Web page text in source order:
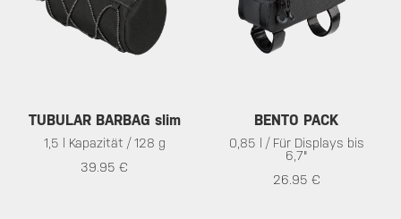
TUBULAR BARBAG slim
1,5 l Kapazität / 128 g
39.95 €
BENTO PACK
0,85 l / Für Displays bis
6,7"
26.95 €